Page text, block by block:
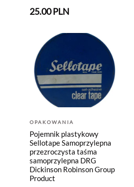
25.00 PLN
OPAKOWANIA
Pojemnik plastykowy
Sellotape Samoprzylepna
przezroczysta taśma
samoprzylepna DRG
Dickinson Robinson Group
Product